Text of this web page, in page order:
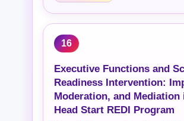
16
Executive Functions and
Readiness Intervention:
Moderation, and Mediation
Head Start REDI Program